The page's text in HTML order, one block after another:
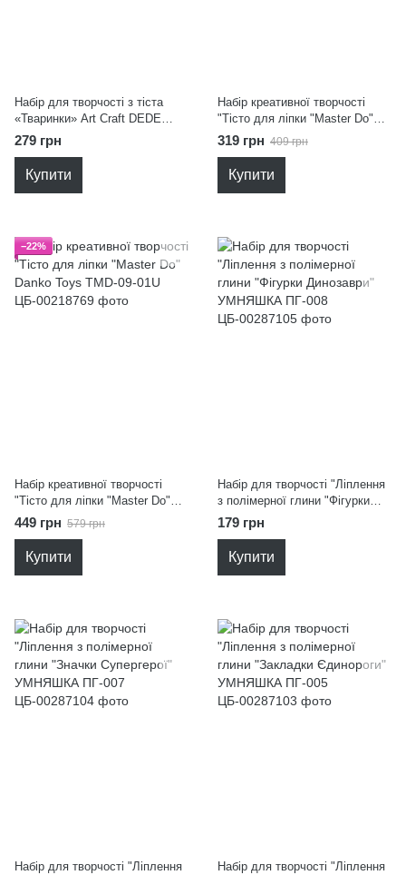
Набір для творчості з тіста
«Тваринки» Art Craft DEDE
03550
279 грн
Купити
Набір креативної творчості
"Тісто для ліпки "Master Do"
Master Do ТМD-03-06
319 грн 409 грн
Купити
−22%
Набір креативної творчості
"Тісто для ліпки "Master Do"
Danko Toys TMD-09-01U
449 грн 579 грн
Купити
Набір для творчості "Ліплення
з полімерної глини "Фігурки
Динозаври" УМНЯШКА ПГ-008
179 грн
Купити
Набір для творчості "Ліплення
Набір для творчості "Ліплення